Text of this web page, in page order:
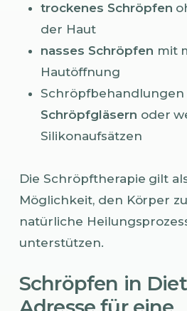
trockenes Schröpfen
der Haut
nasses Schröpfen mit
Hautöffnung
Schröpfbehandlungen
Schröpfgläsern oder
Silikonaufsätzen
Die Schröpftherapie gilt
Möglichkeit, den Körper
natürliche
unterstützen.
Schröpfen in